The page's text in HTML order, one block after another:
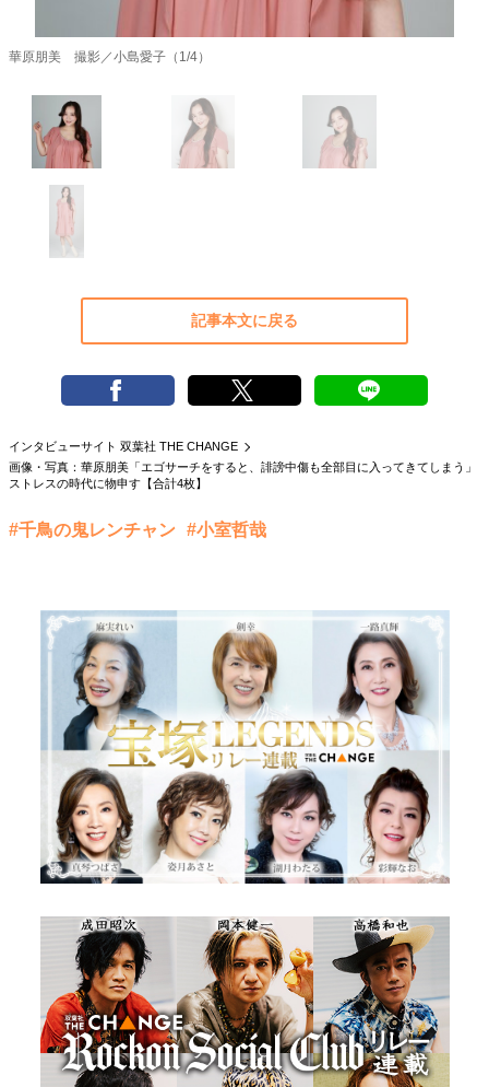
忘れられない言葉
10代・20代の土台
ライフスタイル・生き方
40代からの景色 50代のリアル
美しさの哲学
パートナーとの歩み方
親になるということ
病が教えてくれたこと
熱狂できるもの
私を彩るエッセンス
70代のグランドデザイン
社会・カルチャー・マネー
地域とつながる/お金との付き合い方
華原朋美 撮影／小島愛子（1/4）
記事本文に戻る
インタビューサイト 双葉社 THE CHANGE
画像・写真：華原朋美「エゴサーチをすると、誹謗中傷も全部目に入ってきてしまう」
ストレスの時代に物申す【合計4枚】
#千鳥の鬼レンチャン #小室哲哉